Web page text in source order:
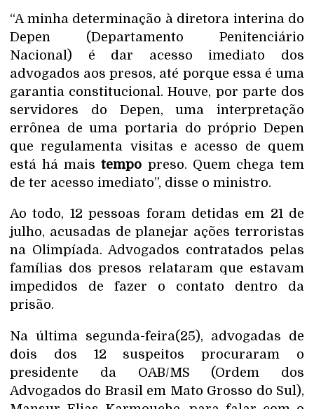
“A minha determinação à diretora interina do
Depen (Departamento Penitenciário
Nacional) é dar acesso imediato dos
advogados aos presos, até porque essa é uma
garantia constitucional. Houve, por parte dos
servidores do Depen, uma interpretação
errônea de uma portaria do próprio Depen
que regulamenta visitas e acesso de quem
está há maistempo preso. Quem chega tem
de ter acesso imediato”, disse o ministro.
Ao todo, 12 pessoas foram detidas em 21 de
julho, acusadas de planejar ações terroristas
na Olimpíada. Advogados contratados pelas
famílias dos presos relataram que estavam
impedidos de fazer o contato dentro da
prisão.
Na última segunda-feira(25), advogadas de
dois dos 12 suspeitos procuraram o
presidente da OAB/MS (Ordem dos
Advogados do Brasil em Mato Grosso do Sul),